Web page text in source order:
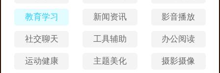
教育学习 新闻资讯 影音播放
社交聊天 工具辅助 办公阅读
运动健康 主题美化 摄影摄像